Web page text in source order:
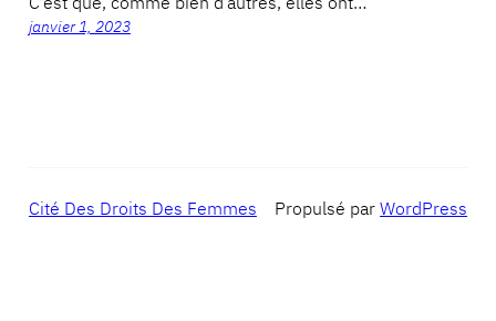
janvier 1, 2023
Cité Des Droits Des Femmes Propulsé parWordPress